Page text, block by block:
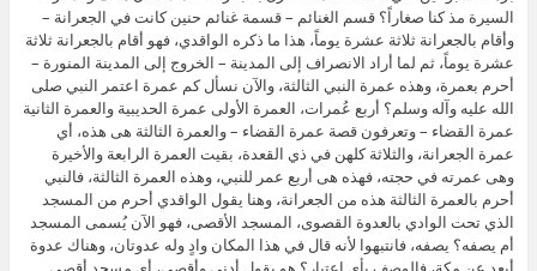
السيرة مذ كنا صغاراً؟ قسم الغنائم – قسمة غنائم حنين كانت في الجعرانة –
وأقام بالجعرانة ثلاثة عشرة يوماً، هذا ما ذكره الواقدي، فهو أقام بالجعرانة ثلاثة
عشرة يوماً، ثم لما أراد الانصراف إلى المدينة – الخروج إلى المدينة المنورة –
أحرم بعمرة، وهذه عمرة النبي الثالثة، والآن نسأل كم عمرة اعتمر النبي صلى
الله عليه وآله وسلم؟ أربع عُمرات، العمرة الأولى عمرة الحديبية والعمرة الثانية
عمرة القضاء – وتعرفون قصة عمرة القضاء – والعمرة الثالثة هى هذه، أي
عمرة الجعرانة، والثلاثة كلهن في ذي القعدة، بقيت العمرة الرابعة والأخيرة
وهى عمرته في حجته، فهذه هى أربع عمر للنبي، وهذه العمرة الثالثة، فالنبي
أحرم بالعمرة الثالثة هذه من الجعرانة، وهنا يقول الواقدي أحرم من المسجد
الذي تحت الوادي بالعدوة القصوى، المسجد الأقصى، فهو الآن يُسمى المسجد
أم يصفه؟ يصفه، فانتبهوا لأنه قال في هذا المكان وادٍ وله عدوتان، وهناك عدوة